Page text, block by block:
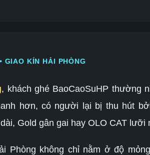
GIAO KÍN HẢI PHÒNG
, khách ghé BaoCaoSuHP thường
hơn, có người lại bị thu hút
Gold gân gai hay OLO CAT lưỡi
Phòng không chỉ nằm ở độ